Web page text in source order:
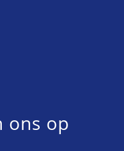
ons op